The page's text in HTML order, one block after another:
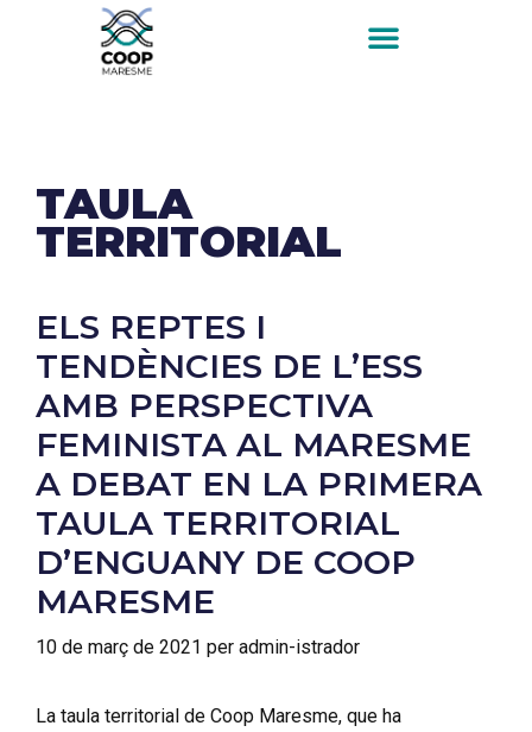
TAULA
TERRITORIAL
ELS REPTES I
TENDÈNCIES DE L’ESS
AMB PERSPECTIVA
FEMINISTA AL MARESME
A DEBAT EN LA PRIMERA
TAULA TERRITORIAL
D’ENGUANY DE COOP
MARESME
10 de març de 2021 per admin-istrador
La taula territorial de Coop Maresme, que ha